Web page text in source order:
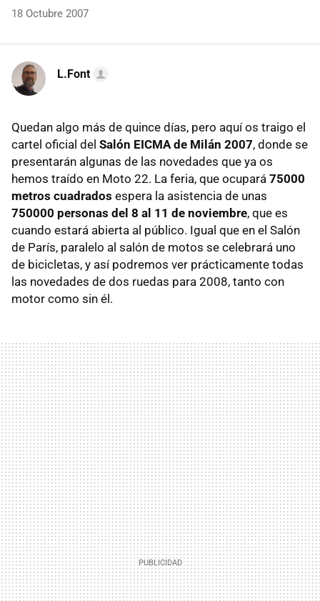
18 Octubre 2007
L.Font
Quedan algo más de quince días, pero aquí os traigo el
cartel oficial del Salón EICMA de Milán 2007, donde se
presentarán algunas de las novedades que ya os
hemos traído en Moto 22. La feria, que ocupará 75000
metros cuadrados espera la asistencia de unas
750000 personas del 8 al 11 de noviembre, que es
cuando estará abierta al público. Igual que en el Salón
de París, paralelo al salón de motos se celebrará uno
de bicicletas, y así podremos ver prácticamente todas
las novedades de dos ruedas para 2008, tanto con
motor como sin él.